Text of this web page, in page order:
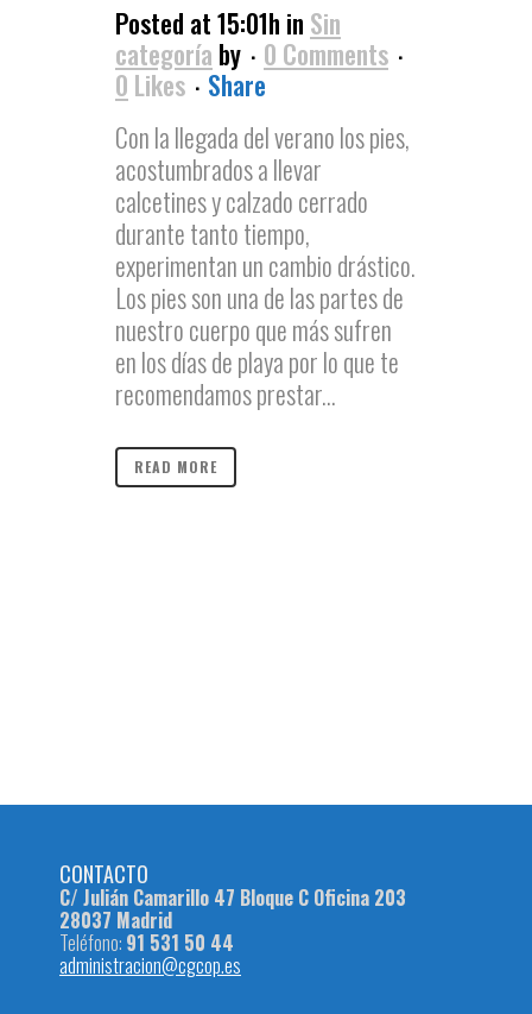
Posted at 15:01h in Sin
categoría by
0 Comments
0 Likes
Share
Con la llegada del verano los pies,
acostumbrados a llevar
calcetines y calzado cerrado
durante tanto tiempo,
experimentan un cambio drástico.
Los pies son una de las partes de
nuestro cuerpo que más sufren
en los días de playa por lo que te
recomendamos prestar...
READ MORE
CONTACTO
C/ Julián Camarillo 47 Bloque C Oficina 203
28037 Madrid
Teléfono: 91 531 50 44
administracion@cgcop.es